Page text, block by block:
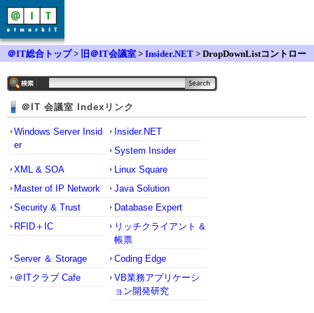
＠IT総合トップ> 旧＠IT会議室 > Insider.NET > DropDownListコントロー
＠IT 会議室 Indexリンク
Windows Server Insid
er
Insider.NET
System Insider
XML & SOA
Linux Square
Master of IP Network
Java Solution
Security & Trust
Database Expert
RFID＋IC
リッチクライアント &
帳票
Server ＆ Storage
Coding Edge
＠ITクラブ Cafe
VB業務アプリケーシ
ョン開発研究